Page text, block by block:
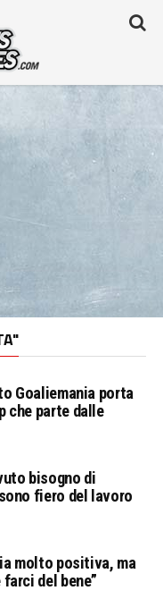
Goaliemania porta
che parte dalle
bisogno di
fiero del lavoro
molto positiva, ma
farci del bene”